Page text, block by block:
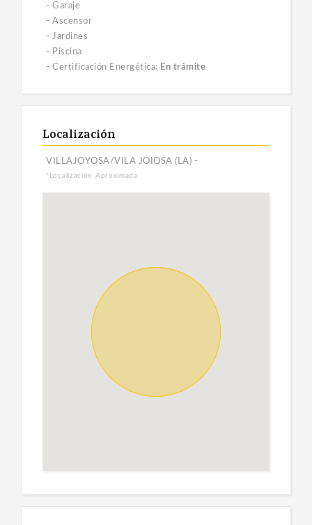
- Garaje
- Ascensor
- Jardines
- Piscina
- Certificación Energética: En trámite
Localización
VILLAJOYOSA/VILA JOIOSA (LA) -
*Localización Aproximada